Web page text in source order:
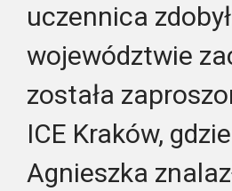
uczennica
województwie
została
ICE Kraków,
Agnieszka